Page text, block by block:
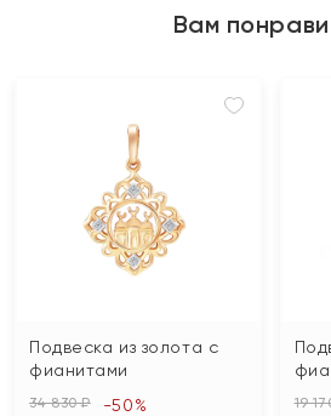
Вам
Подвеска из золота с
фианитами
34 830 ₽ -50% 19